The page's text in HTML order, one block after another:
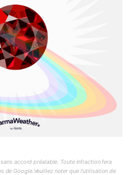
accord préalable. Toute infraction fera
de Google.Veuillez noter que l'utilisation de